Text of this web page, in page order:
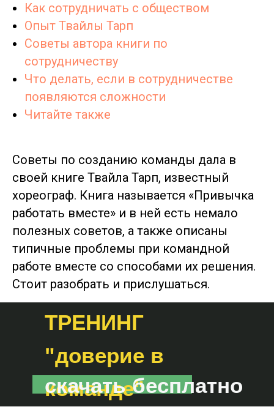
Как сотрудничать с обществом
Опыт Твайлы Тарп
Советы автора книги по
сотрудничеству
Что делать, если в сотрудничестве
появляются сложности
Читайте также
Советы по созданию команды дала в
своей книге Твайла Тарп, известный
хореограф. Книга называется «Привычка
работать вместе» и в ней есть немало
полезных советов, а также описаны
типичные проблемы при командной
работе вместе со способами их решения.
Стоит разобрать и прислушаться.
ТРЕНИНГ
"доверие в
команде"
скачать бесплатно